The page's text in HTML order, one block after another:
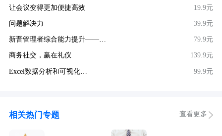
让会议变得更加便捷高效 19.9元
问题解决力 39.9元
新晋管理者综合能力提升——… 79.9元
商务社交，赢在礼仪 139.9元
Excel数据分析和可视化… 99.9元
相关热门专题 查看更多